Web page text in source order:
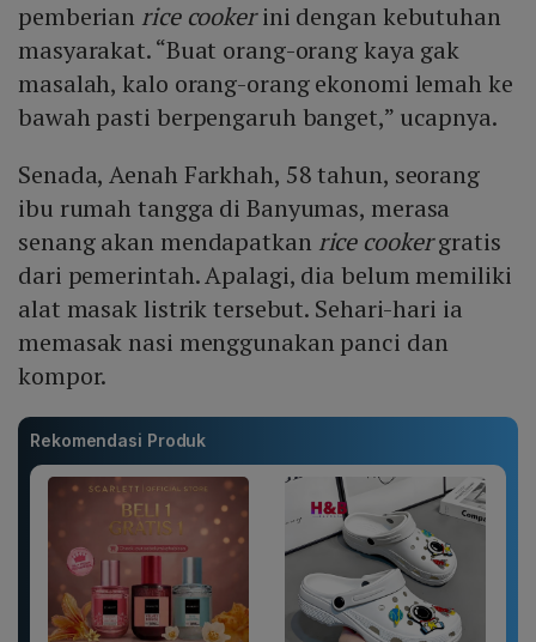
pemberian rice cookerini dengan kebutuhan
masyarakat. “Buat orang-orang kaya gak
masalah, kalo orang-orang ekonomi lemah ke
bawah pasti berpengaruh banget,” ucapnya.
Senada, Aenah Farkhah, 58 tahun, seorang
ibu rumah tangga di Banyumas, merasa
senang akan mendapatkan rice cookergratis
dari pemerintah. Apalagi, dia belum memiliki
alat masak listrik tersebut. Sehari-hari ia
memasak nasi menggunakan panci dan
kompor.
Rekomendasi Produk